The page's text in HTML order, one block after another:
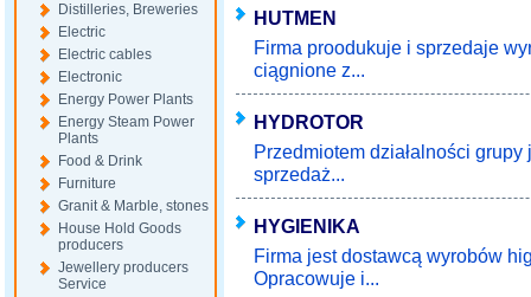
Distilleries, Breweries
Electric
Electric cables
Electronic
Energy Power Plants
Energy Steam Power
Plants
Food & Drink
Furniture
Granit & Marble, stones
House Hold Goods
producers
Jewellery producers
Service
HUTMEN
Firma proodukuje i sprzedaje
ciągnione z...
HYDROTOR
Przedmiotem działalności
sprzedaż...
HYGIENIKA
Firma jest dostawcą wyrobów
Opracowuje i...